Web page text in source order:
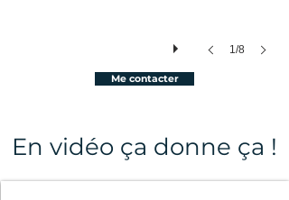
1/8
Me contacter
En vidéo ça donne ça !